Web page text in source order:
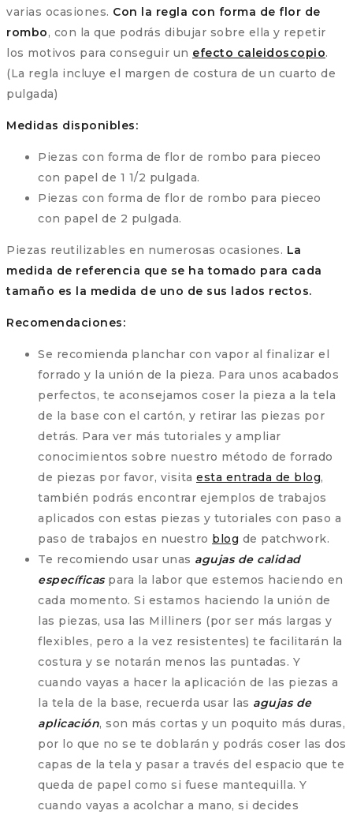
varias ocasiones. Con la regla con forma de flor de
rombo, con la que podrás dibujar sobre ella y repetir
los motivos para conseguir un efecto caleidoscopio.
(La regla incluye el margen de costura de un cuarto de
pulgada)
Medidas disponibles:
Piezas con forma de flor de rombo para pieceo
con papel de 1 1/2 pulgada.
Piezas con forma de flor de rombo para pieceo
con papel de 2 pulgada.
Piezas reutilizables en numerosas ocasiones. La
medida de referencia que se ha tomado para cada
tamaño es la medida de uno de sus lados rectos.
Recomendaciones:
Se recomienda planchar con vapor al finalizar el
forrado y la unión de la pieza. Para unos acabados
perfectos, te aconsejamos coser la pieza a la tela
de la base con el cartón, y retirar las piezas por
detrás. Para ver más tutoriales y ampliar
conocimientos sobre nuestro método de forrado
de piezas por favor, visita esta entrada de blog,
también podrás encontrar ejemplos de trabajos
aplicados con estas piezas y tutoriales con paso a
paso de trabajos en nuestro blog de patchwork.
Te recomiendo usar unas agujas de calidad
específicaspara la labor que estemos haciendo en
cada momento. Si estamos haciendo la unión de
las piezas, usa las Milliners (por ser más largas y
flexibles, pero a la vez resistentes) te facilitarán la
costura y se notarán menos las puntadas. Y
cuando vayas a hacer la aplicación de las piezas a
la tela de la base, recuerda usar las agujas de
aplicación, son más cortas y un poquito más duras,
por lo que no se te doblarán y podrás coser las dos
capas de la tela y pasar a través del espacio que te
queda de papel como si fuese mantequilla. Y
cuando vayas a acolchar a mano, si decides